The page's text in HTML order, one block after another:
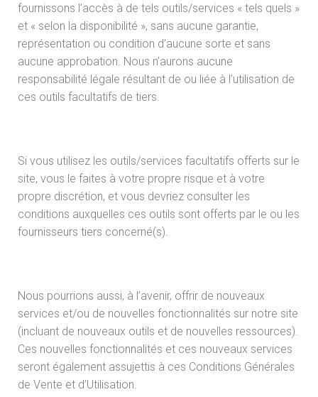
fournissons l’accès à de tels outils/services « tels quels »
et « selon la disponibilité », sans aucune garantie,
représentation ou condition d’aucune sorte et sans
aucune approbation. Nous n’aurons aucune
responsabilité légale résultant de ou liée à l’utilisation de
ces outils facultatifs de tiers.
Si vous utilisez les outils/services facultatifs offerts sur le
site, vous le faites à votre propre risque et à votre
propre discrétion, et vous devriez consulter les
conditions auxquelles ces outils sont offerts par le ou les
fournisseurs tiers concerné(s).
Nous pourrions aussi, à l’avenir, offrir de nouveaux
services et/ou de nouvelles fonctionnalités sur notre site
(incluant de nouveaux outils et de nouvelles ressources).
Ces nouvelles fonctionnalités et ces nouveaux services
seront également assujettis à ces Conditions Générales
de Vente et d’Utilisation.